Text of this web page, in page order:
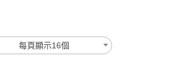
每頁顯示16個